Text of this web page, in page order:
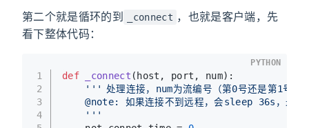
第二个就是循环的到 _connect ，也就是客户端，先
看下整体代码：
1
2
3
4
def _connect ( host, port, num):
'''	处理连接，num为流编号（第0号还是第1号）
@note: 如果连接不到远程，会sleep 36s，最多
    '''
PYTHON